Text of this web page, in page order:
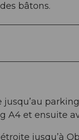
bâtons.
jusqu’au
et ensuite
jusqu’à